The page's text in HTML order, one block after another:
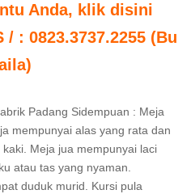
Anda, klik disini
/ : 0823.3737.2255 (Bu
Padang Sidempuan : Meja
mempunyai alas yang rata dan
Meja jua mempunyai laci
atau tas yang nyaman.
duduk murid. Kursi pula